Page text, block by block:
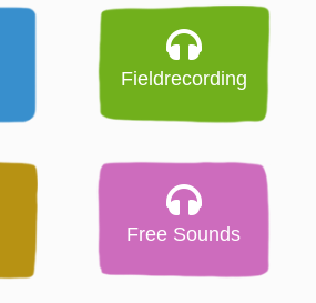
Fieldrecording
Free Sounds